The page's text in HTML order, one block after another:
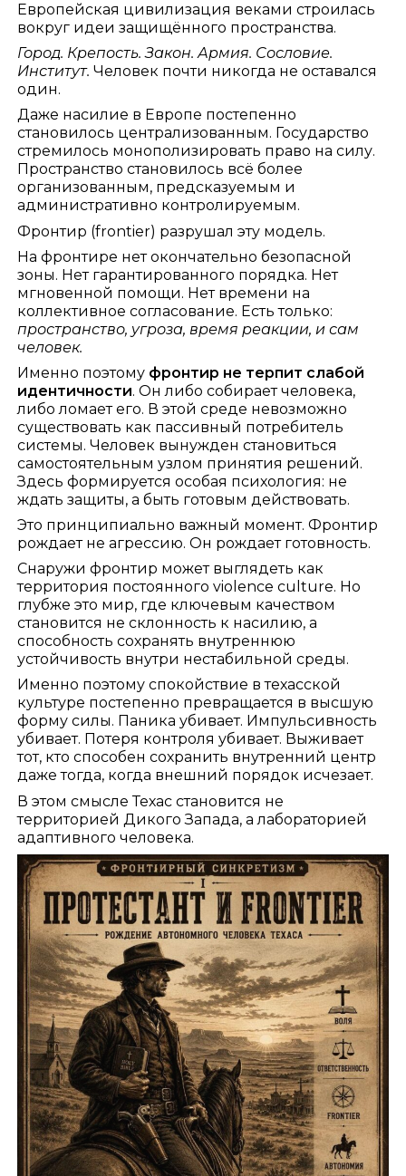
Европейская цивилизация веками строилась
вокруг идеи защищённого пространства.
Город. Крепость. Закон. Армия. Сословие.
Институт.Человек почти никогда не оставался
один.
Даже насилие в Европе постепенно
становилось централизованным. Государство
стремилось монополизировать право на силу.
Пространство становилось всё более
организованным, предсказуемым и
административно контролируемым.
Фронтир (frontier) разрушал эту модель.
На фронтире нет окончательно безопасной
зоны. Нет гарантированного порядка. Нет
мгновенной помощи. Нет времени на
коллективное согласование. Есть только:
пространство, угроза, время реакции, и сам
человек.
Именно поэтому фронтир не терпит слабой
идентичности. Он либо собирает человека,
либо ломает его. В этой среде невозможно
существовать как пассивный потребитель
системы. Человек вынужден становиться
самостоятельным узлом принятия решений.
Здесь формируется особая психология: не
ждать защиты, а быть готовым действовать.
Это принципиально важный момент. Фронтир
рождает не агрессию. Он рождает готовность.
Снаружи фронтир может выглядеть как
территория постоянного violence culture. Но
глубже это мир, где ключевым качеством
становится не склонность к насилию, а
способность сохранять внутреннюю
устойчивость внутри нестабильной среды.
Именно поэтому спокойствие в техасской
культуре постепенно превращается в высшую
форму силы. Паника убивает. Импульсивность
убивает. Потеря контроля убивает. Выживает
тот, кто способен сохранить внутренний центр
даже тогда, когда внешний порядок исчезает.
В этом смысле Техас становится не
территорией Дикого Запада, а лабораторией
адаптивного человека.